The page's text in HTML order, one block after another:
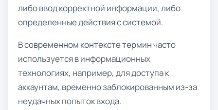
либо ввод корректной информации, либо
определенные действия с системой.
В современном контексте термин часто
используется в информационных
технологиях, например, для доступа к
аккаунтам, временно заблокированным из-за
неудачных попыток входа.